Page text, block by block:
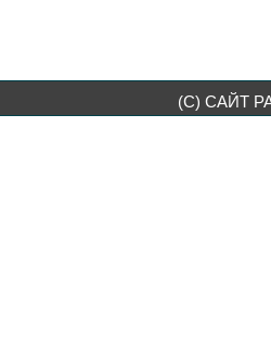
(C) САЙТ